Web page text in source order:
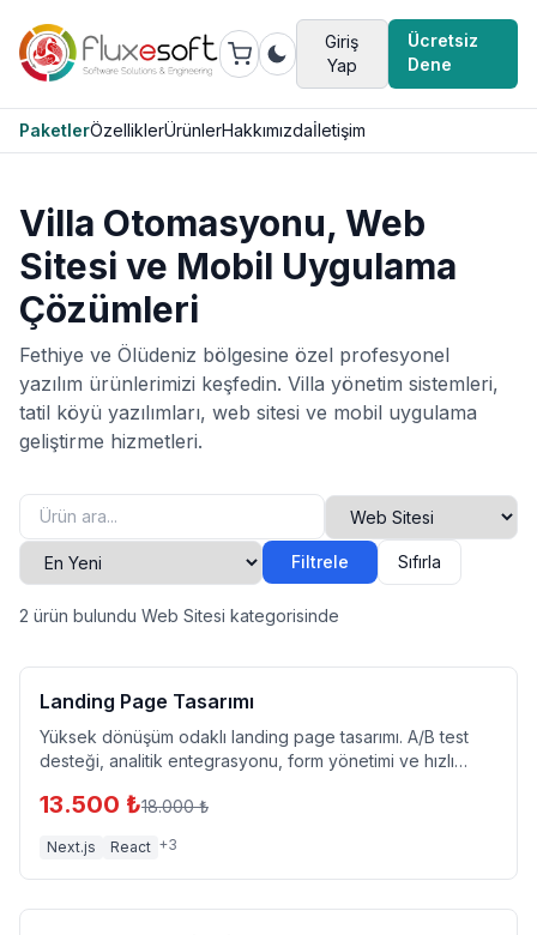
Giriş
Yap
Ücretsiz
Dene
PaketlerÖzelliklerÜrünlerHakkımızdaİletişim
Villa Otomasyonu, Web
Sitesi ve Mobil Uygulama
Çözümleri
Fethiye ve Ölüdeniz bölgesine özel profesyonel
yazılım ürünlerimizi keşfedin. Villa yönetim sistemleri,
tatil köyü yazılımları, web sitesi ve mobil uygulama
geliştirme hizmetleri.
Filtrele Sıfırla
2 ürün bulundu Web Sitesi kategorisinde
%25 İndirim
Landing Page Tasarımı
Yüksek dönüşüm odaklı landing page tasarımı. A/B test
desteği, analitik entegrasyonu, form yönetimi ve hızlı
sayfa.
13.500 ₺18.000₺
Next.js React +3